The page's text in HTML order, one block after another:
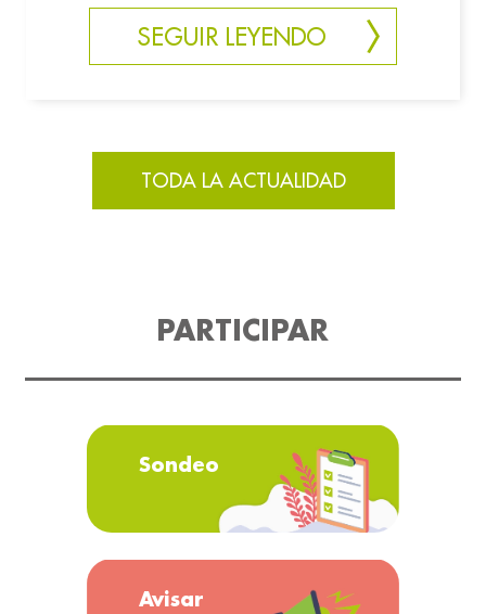
SEGUIR LEYENDO
TODA LA ACTUALIDAD
PARTICIPAR
Sondeo
Avisar